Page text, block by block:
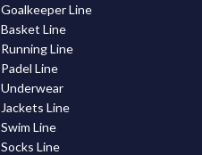
Goalkeeper Line
Basket Line
Running Line
Padel Line
Underwear
Jackets Line
Swim Line
Socks Line